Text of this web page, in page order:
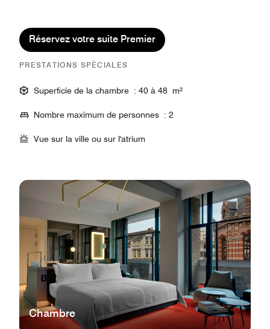
Réservez votre suite Premier
PRESTATIONS SPÉCIALES
Superficie de la chambre : 40 à 48 m²
Nombre maximum de personnes : 2
Vue sur la ville ou sur l'atrium
Chambre